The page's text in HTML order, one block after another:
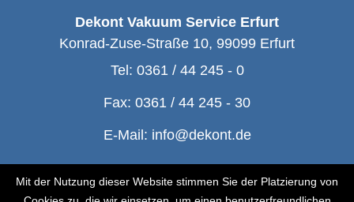
Mit der Nutzung dieser Website stimmen Sie der Platzierung von
Dekont Vakuum Service Erfurt
Konrad-Zuse-Straße 10, 99099 Erfurt
Tel: 0361 / 44 245 - 0
Fax: 0361 / 44 245 - 30
E-Mail: info@dekont.de
© Dekont 1991 - 2026